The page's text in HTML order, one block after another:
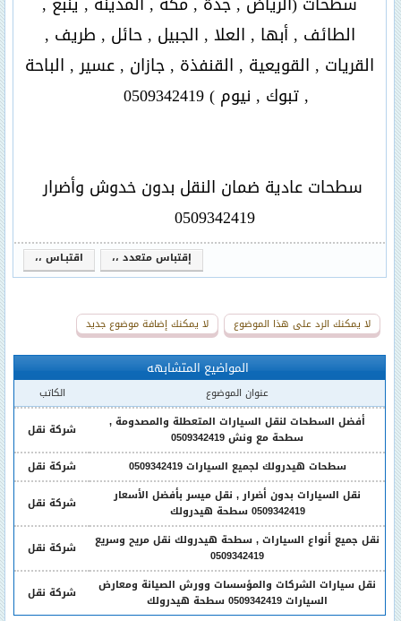
الطائف , أبها , العلا , الجبيل , حائل , طريف ,
القريات , القويعية , القنفذة , جازان , عسير , الباحة
, تبوك , نيوم )0509342419
سطحات عادية ضمان النقل بدون خدوش وأضرار
0509342419
اقتبـاس ،، إقتباس متعدد ،،
لا يمكنك الرد على هذا الموضوع لا يمكنك إضافة موضوع جديد
المواضيع المتشابهه
عنوان الموضوع
الكاتب
أفضل السطحات لنقل السيارات المتعطلة والمصدومة ,
سطحة مع ونش 0509342419
شركة نقل
سطحات هيدرولك لجميع السيارات 0509342419
شركة نقل
نقل السيارات بدون أضرار , نقل ميسر بأفضل الأسعار
0509342419 سطحة هيدرولك
شركة نقل
نقل جميع أنواع السيارات , سطحة هيدرولك نقل مريح وسريع
0509342419
شركة نقل
نقل سيارات الشركات والمؤسسات وورش الصيانة ومعارض
السيارات 0509342419 سطحة هيدرولك
شركة نقل